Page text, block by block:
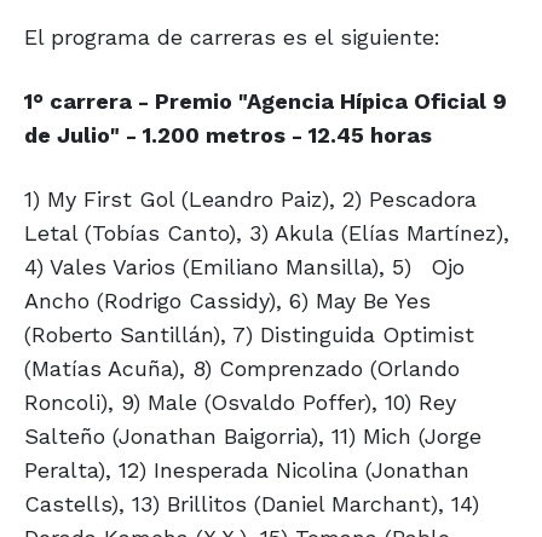
El programa de carreras es el siguiente:
1° carrera - Premio "Agencia Hípica Oficial 9
de Julio" - 1.200 metros - 12.45 horas
1) My First Gol (Leandro Paiz), 2) Pescadora
Letal (Tobías Canto), 3) Akula (Elías Martínez),
4) Vales Varios (Emiliano Mansilla), 5)
Ojo
Ancho (Rodrigo Cassidy), 6) May Be Yes
(Roberto Santillán), 7) Distinguida Optimist
(Matías Acuña), 8) Comprenzado (Orlando
Roncoli), 9) Male (Osvaldo Poffer), 10) Rey
Salteño (Jonathan Baigorria), 11) Mich (Jorge
Peralta), 12) Inesperada Nicolina (Jonathan
Castells), 13) Brillitos (Daniel Marchant), 14)